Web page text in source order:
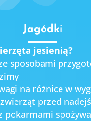
Jagódki
jesienią?
sposobami
na różnice w
przed
pokarmami